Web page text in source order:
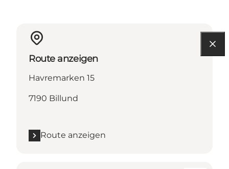
Route anzeigen
Havremarken 15
7190 Billund
Route anzeigen